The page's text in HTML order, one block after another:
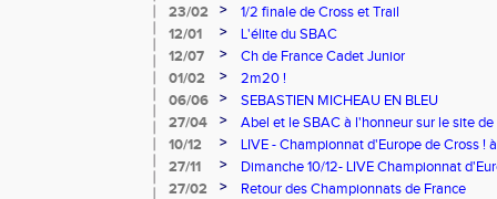
23/02
>
1/2 finale de Cross et Trail
12/01
>
L'élite du SBAC
12/07
>
Ch de France Cadet Junior
01/02
>
2m20 !
06/06
>
SEBASTIEN MICHEAU EN BLEU
27/04
>
Abel et le SBAC à l'honneur sur le site
10/12
>
LIVE - Championnat d'Europe de Cross !
27/11
>
Dimanche 10/12- LIVE Championnat
et 11h ! Aller, Pierre et Hugo !
27/02 >
Retour des Championnats de France